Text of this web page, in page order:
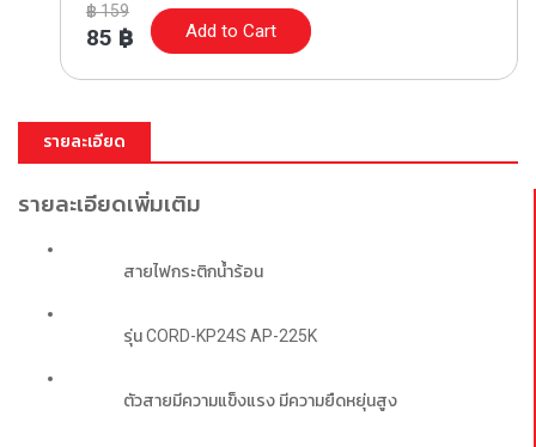
฿159
85 ฿ Add to Cart
รายละเอียด
รายละเอียดเพิ่มเติม
สายไฟกระติกน้ำร้อน
		รุ่น CORD-KP24S AP-225K
		ตัวสายมีความแข็งแรง มีความยืดหยุ่นสูง